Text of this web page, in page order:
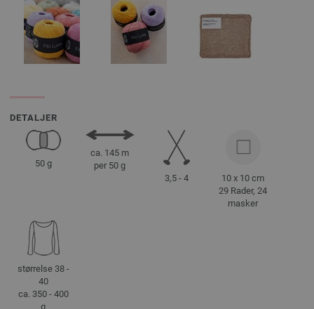
DETALJER
50 g
ca. 145 m
per 50 g
3,5 - 4
10 x 10 cm
29 Rader, 24
masker
størrelse 38 -
40
ca. 350 - 400
g